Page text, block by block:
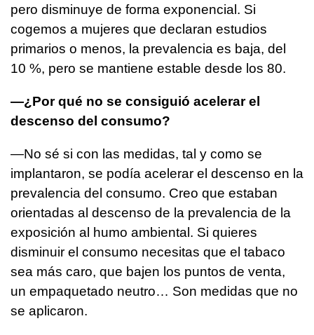
pero disminuye de forma exponencial. Si
cogemos a mujeres que declaran estudios
primarios o menos, la prevalencia es baja, del
10 %, pero se mantiene estable desde los 80.
—¿Por qué no se consiguió acelerar el
descenso del consumo?
—No sé si con las medidas, tal y como se
implantaron, se podía acelerar el descenso en la
prevalencia del consumo. Creo que estaban
orientadas al descenso de la prevalencia de la
exposición al humo ambiental. Si quieres
disminuir el consumo necesitas que el tabaco
sea más caro, que bajen los puntos de venta,
un empaquetado neutro… Son medidas que no
se aplicaron.